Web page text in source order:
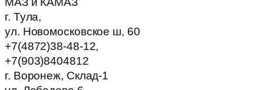
г. Тула,
ул. Новомосковское ш, 60
+7(4872)38-48-12,
+7(903)8404812
г. Воронеж, Склад-1